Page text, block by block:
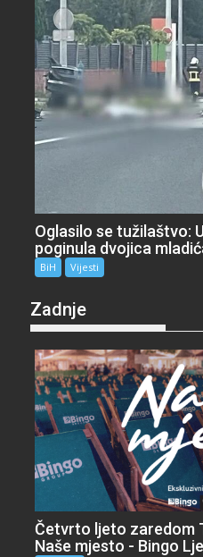
Oglasilo se tužilaštvo:
poginula dvojica
BiH Vijesti
Zadnje
Četvrto ljeto zaredom
Naše mjesto - Bingo